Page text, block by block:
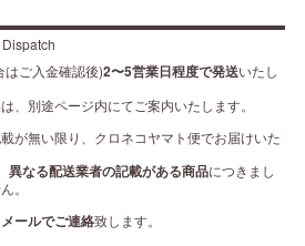
Dispatch
はご入金確認後)2〜5営業日程度で発送いたし
、別途ページ内にてご案内いたします。
が無い限り、クロネコヤマト便でお届けいた
異なる配送業者の記載がある商品につきまし
。
ールでご連絡致します。